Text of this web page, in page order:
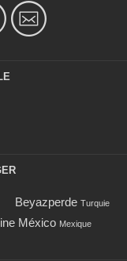
Beyazperde Turquie
México Mexique